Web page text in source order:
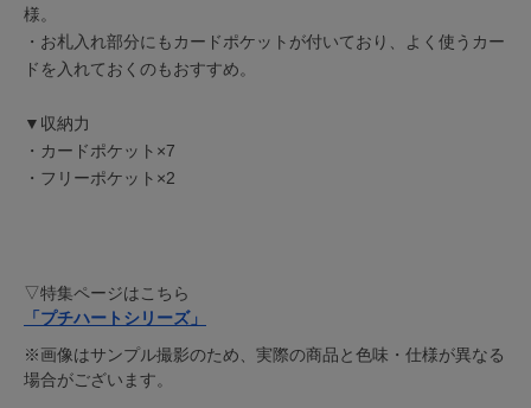
様。
・お札入れ部分にもカードポケットが付いており、よく使うカー
ドを入れておくのもおすすめ。
▼収納力
・カードポケット×7
・フリーポケット×2
▽特集ページはこちら
「プチハートシリーズ」
※画像はサンプル撮影のため、実際の商品と色味・仕様が異なる
場合がございます。